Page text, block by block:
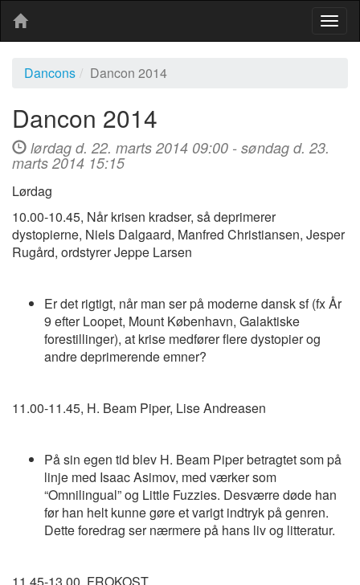
Dancons
Dancon 2014
Dancon 2014
lørdag d. 22. marts 2014 09:00 - søndag d. 23.
marts 2014 15:15
Lørdag
10.00-10.45, Når krisen kradser, så deprimerer
dystopierne, Niels Dalgaard, Manfred Christiansen, Jesper
Rugård, ordstyrer Jeppe Larsen
Er det rigtigt, når man ser på moderne dansk sf (fx År
9 efter Loopet, Mount København, Galaktiske
forestillinger), at krise medfører flere dystopier og
andre deprimerende emner?
11.00-11.45, H. Beam Piper, Lise Andreasen
På sin egen tid blev H. Beam Piper betragtet som på
linje med Isaac Asimov, med værker som
“Omnilingual” og Little Fuzzies. Desværre døde han
før han helt kunne gøre et varigt indtryk på genren.
Dette foredrag ser nærmere på hans liv og litteratur.